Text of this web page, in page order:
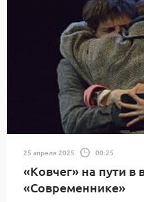
25 апреля 2025 00:25
«Ковчег» на пути в
«Современнике»